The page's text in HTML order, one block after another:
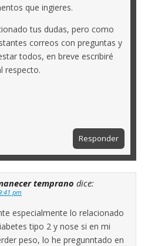
que ingieres.
tus dudas, pero como
correos con preguntas y
todos, en breve escribiré
respecto.
Responder
temprano dice:
pm
especialmente lo relacionado
tipo 2 y nose si en mi
peso, lo he pregunntado en